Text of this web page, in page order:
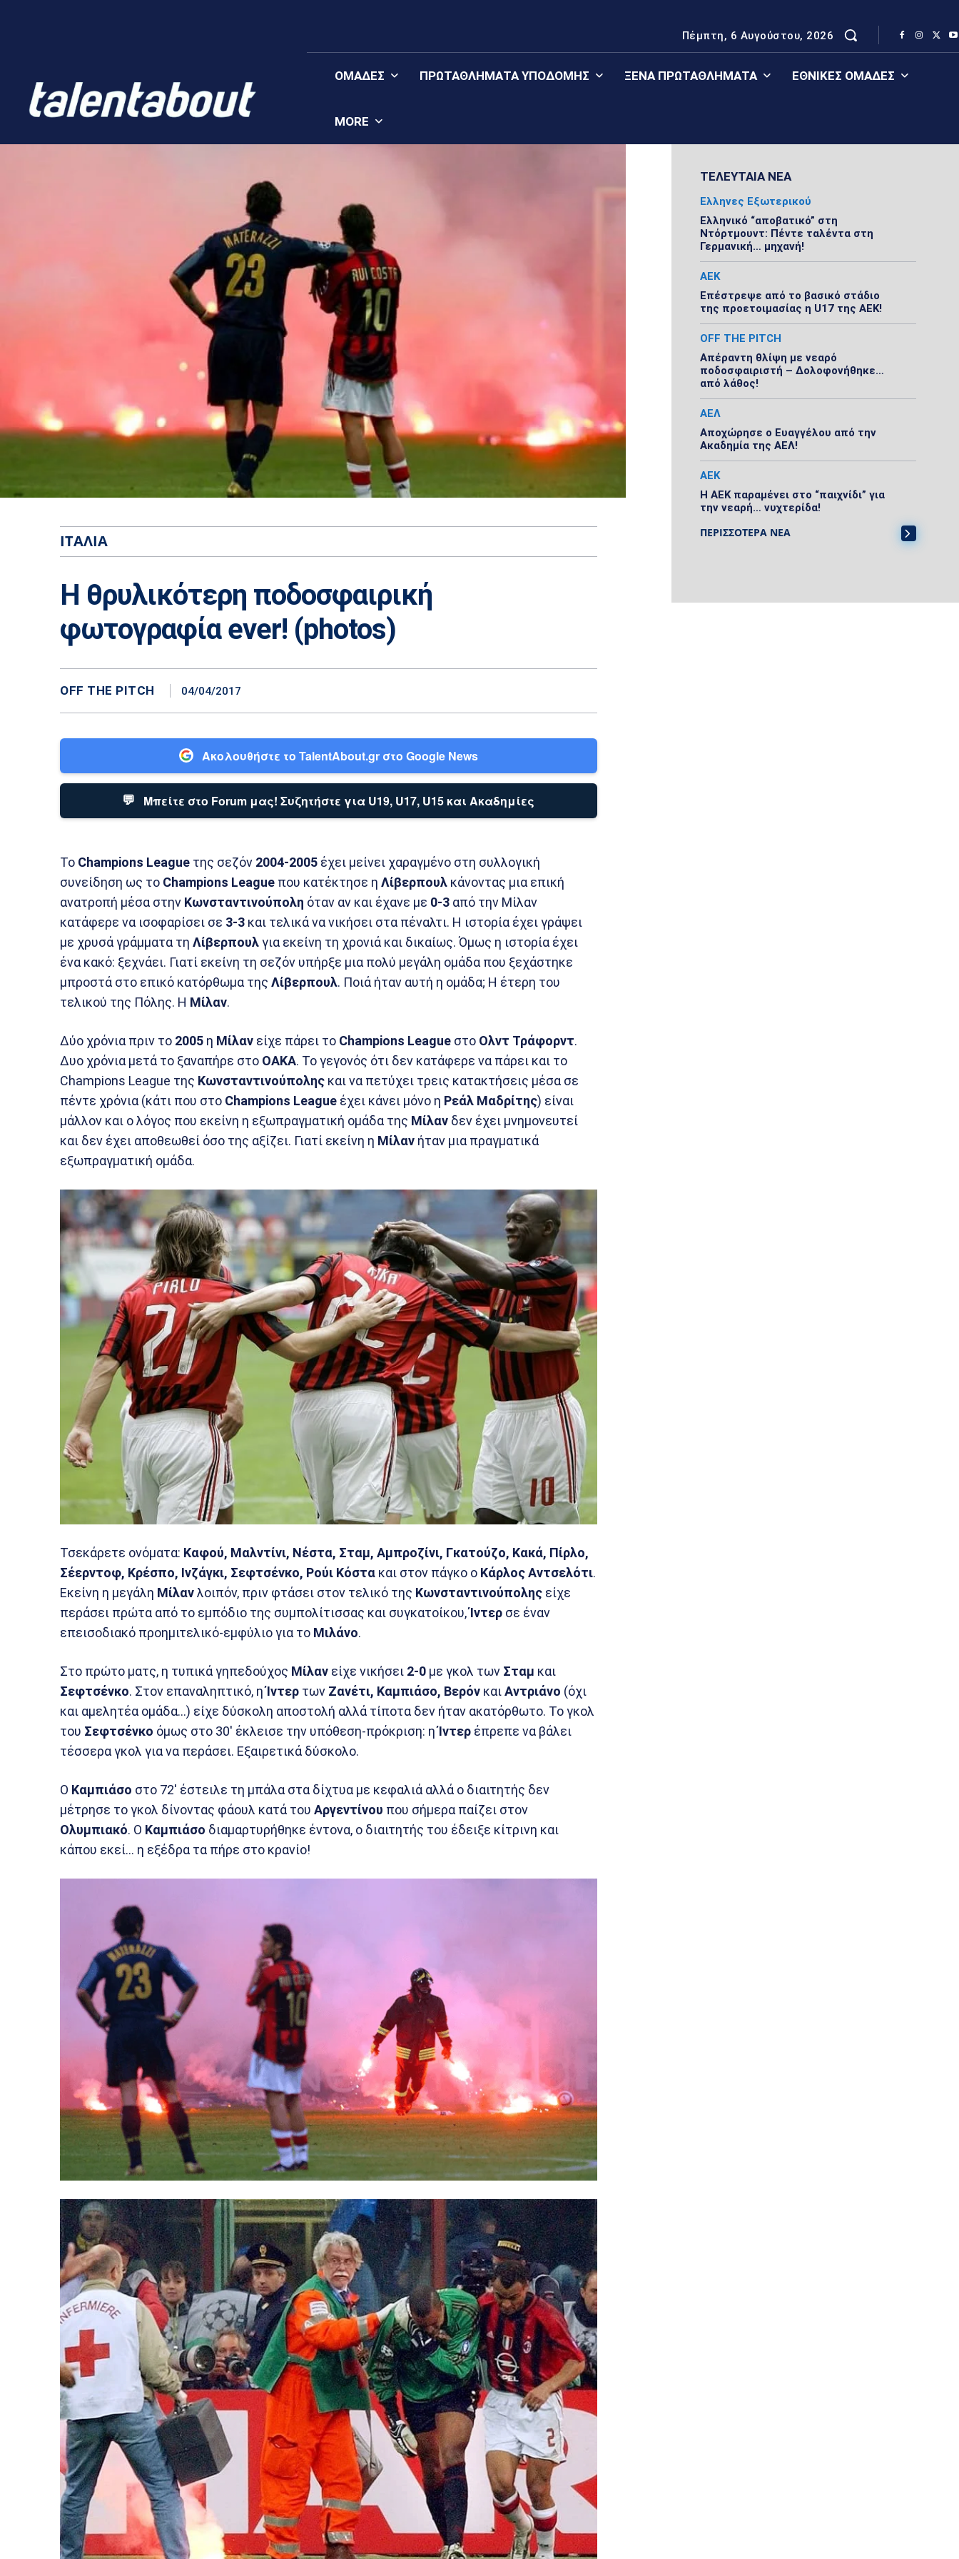
Πέμπτη, 6 Αυγούστου, 2026
ΟΜΆΔΕΣ ΠΡΩΤΑΘΛΉΜΑΤΑ YΠΟΔΟΜΉΣ ΞΈΝΑ ΠΡΩΤΑΘΛΉΜΑΤΑ ΕΘΝΙΚΈΣ ΟΜΆΔΕΣ
MORE
ΙΤΑΛΊΑ
Η θρυλικότερη ποδοσφαιρική
φωτογραφία ever! (photos)
OFF THE PITCH 04/04/2017
Ακολουθήστε το TalentAbout.gr στο Google News
💬 Μπείτε στο Forum μας! Συζητήστε για U19, U17, U15 και Ακαδημίες
Το Champions League της σεζόν 2004-2005 έχει μείνει χαραγμένο στη συλλογική
συνείδηση ως το Champions League που κατέκτησε η Λίβερπουλ κάνοντας μια επική
ανατροπή μέσα στην Κωνσταντινούπολη όταν αν και έχανε με 0-3 από την Μίλαν
κατάφερε να ισοφαρίσει σε 3-3 και τελικά να νικήσει στα πέναλτι. Η ιστορία έχει γράψει
με χρυσά γράμματα τη Λίβερπουλγια εκείνη τη χρονιά και δικαίως. Όμως η ιστορία έχει
ένα κακό: ξεχνάει. Γιατί εκείνη τη σεζόν υπήρξε μια πολύ μεγάλη ομάδα που ξεχάστηκε
μπροστά στο επικό κατόρθωμα της Λίβερπουλ. Ποιά ήταν αυτή η ομάδα; Η έτερη του
τελικού της Πόλης. Η Μίλαν.
Δύο χρόνια πριν το 2005 η Μίλαν είχε πάρει το Champions League στο Ολντ Τράφορντ.
Δυο χρόνια μετά το ξαναπήρε στο ΟΑΚΑ. Το γεγονός ότι δεν κατάφερε να πάρει και το
Champions League της Κωνσταντινούπολης και να πετύχει τρεις κατακτήσεις μέσα σε
πέντε χρόνια (κάτι που στο Champions League έχει κάνει μόνο η Ρεάλ Μαδρίτης) είναι
μάλλον και ο λόγος που εκείνη η εξωπραγματική ομάδα της Μίλαν δεν έχει μνημονευτεί
και δεν έχει αποθεωθεί όσο της αξίζει. Γιατί εκείνη η Μίλαν ήταν μια πραγματικά
εξωπραγματική ομάδα.
Τσεκάρετε ονόματα: Καφού, Μαλντίνι, Νέστα, Σταμ, Αμπροζίνι, Γκατούζο, Κακά, Πίρλο,
Σέερντοφ, Κρέσπο, Ινζάγκι, Σεφτσένκο, Ρούι Κόστα και στον πάγκο ο Κάρλος Αντσελότι.
Εκείνη η μεγάλη Μίλανλοιπόν, πριν φτάσει στον τελικό της Κωνσταντινούπολης είχε
περάσει πρώτα από το εμπόδιο της συμπολίτισσας και συγκατοίκου,Ίντερ σε έναν
επεισοδιακό προημιτελικό-εμφύλιο για το Μιλάνο.
Στο πρώτο ματς, η τυπικά γηπεδούχος Μίλαν είχε νικήσει 2-0 με γκολ των Σταμ και
Σεφτσένκο. Στον επαναληπτικό, ηΊντερ των Ζανέτι, Καμπιάσο, Βερόν καιΑντριάνο (όχι
και αμελητέα ομάδα…) είχε δύσκολη αποστολή αλλά τίποτα δεν ήταν ακατόρθωτο. Το γκολ
του Σεφτσένκο όμως στο 30′ έκλεισε την υπόθεση-πρόκριση: ηΊντερ έπρεπε να βάλει
τέσσερα γκολ για να περάσει. Εξαιρετικά δύσκολο.
Ο Καμπιάσο στο 72′ έστειλε τη μπάλα στα δίχτυα με κεφαλιά αλλά ο διαιτητής δεν
μέτρησε το γκολ δίνοντας φάουλ κατά του Αργεντίνου που σήμερα παίζει στον
Ολυμπιακό. Ο Καμπιάσο διαμαρτυρήθηκε έντονα, ο διαιτητής του έδειξε κίτρινη και
κάπου εκεί… η εξέδρα τα πήρε στο κρανίο!
ΤΕΛΕΥΤΑΙΑ ΝΕΑ
Ελληνες Εξωτερικού
Ελληνικό “αποβατικό” στη
Ντόρτμουντ: Πέντε ταλέντα στη
Γερμανική… μηχανή!
ΑΕΚ
Επέστρεψε από το βασικό στάδιο
της προετοιμασίας η U17 της ΑΕΚ!
OFF THE PITCH
Απέραντη θλίψη με νεαρό
ποδοσφαιριστή – Δολοφονήθηκε…
από λάθος!
ΑΕΛ
Αποχώρησε ο Ευαγγέλου από την
Ακαδημία της ΑΕΛ!
ΑΕΚ
Η ΑΕΚ παραμένει στο “παιχνίδι” για
την νεαρή… νυχτερίδα!
ΠΕΡΙΣΣΟΤΕΡΑ ΝΕΑ